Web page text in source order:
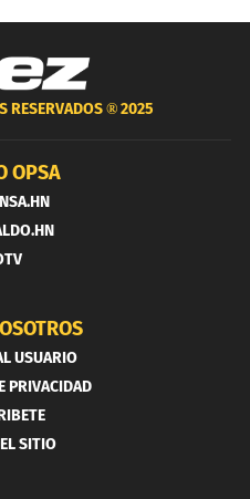
RESERVADOS ®2025
OPSA
USUARIO
PRIVACIDAD
SITIO